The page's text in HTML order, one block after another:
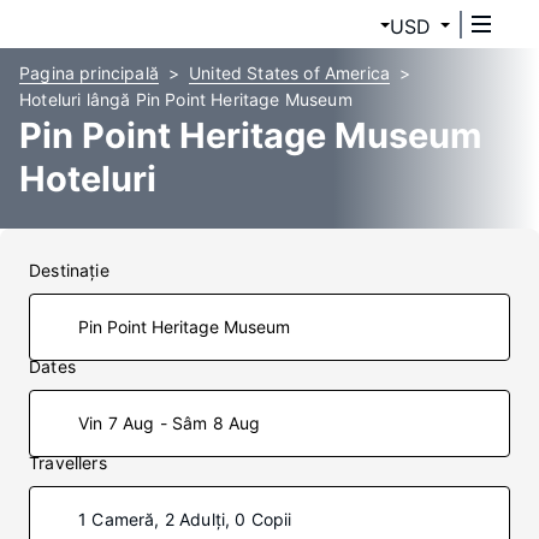
USD
Pagina principală
United States of America
Hoteluri lângă Pin Point Heritage Museum
Pin Point Heritage Museum
Hoteluri
Destinaţie
Dates
Vin 7 Aug - Sâm 8 Aug
Travellers
1 Cameră, 2 Adulți, 0 Copii